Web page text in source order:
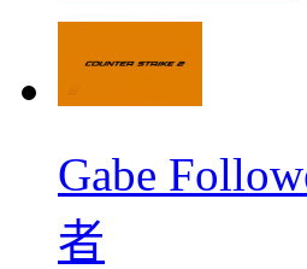
Gabe
者